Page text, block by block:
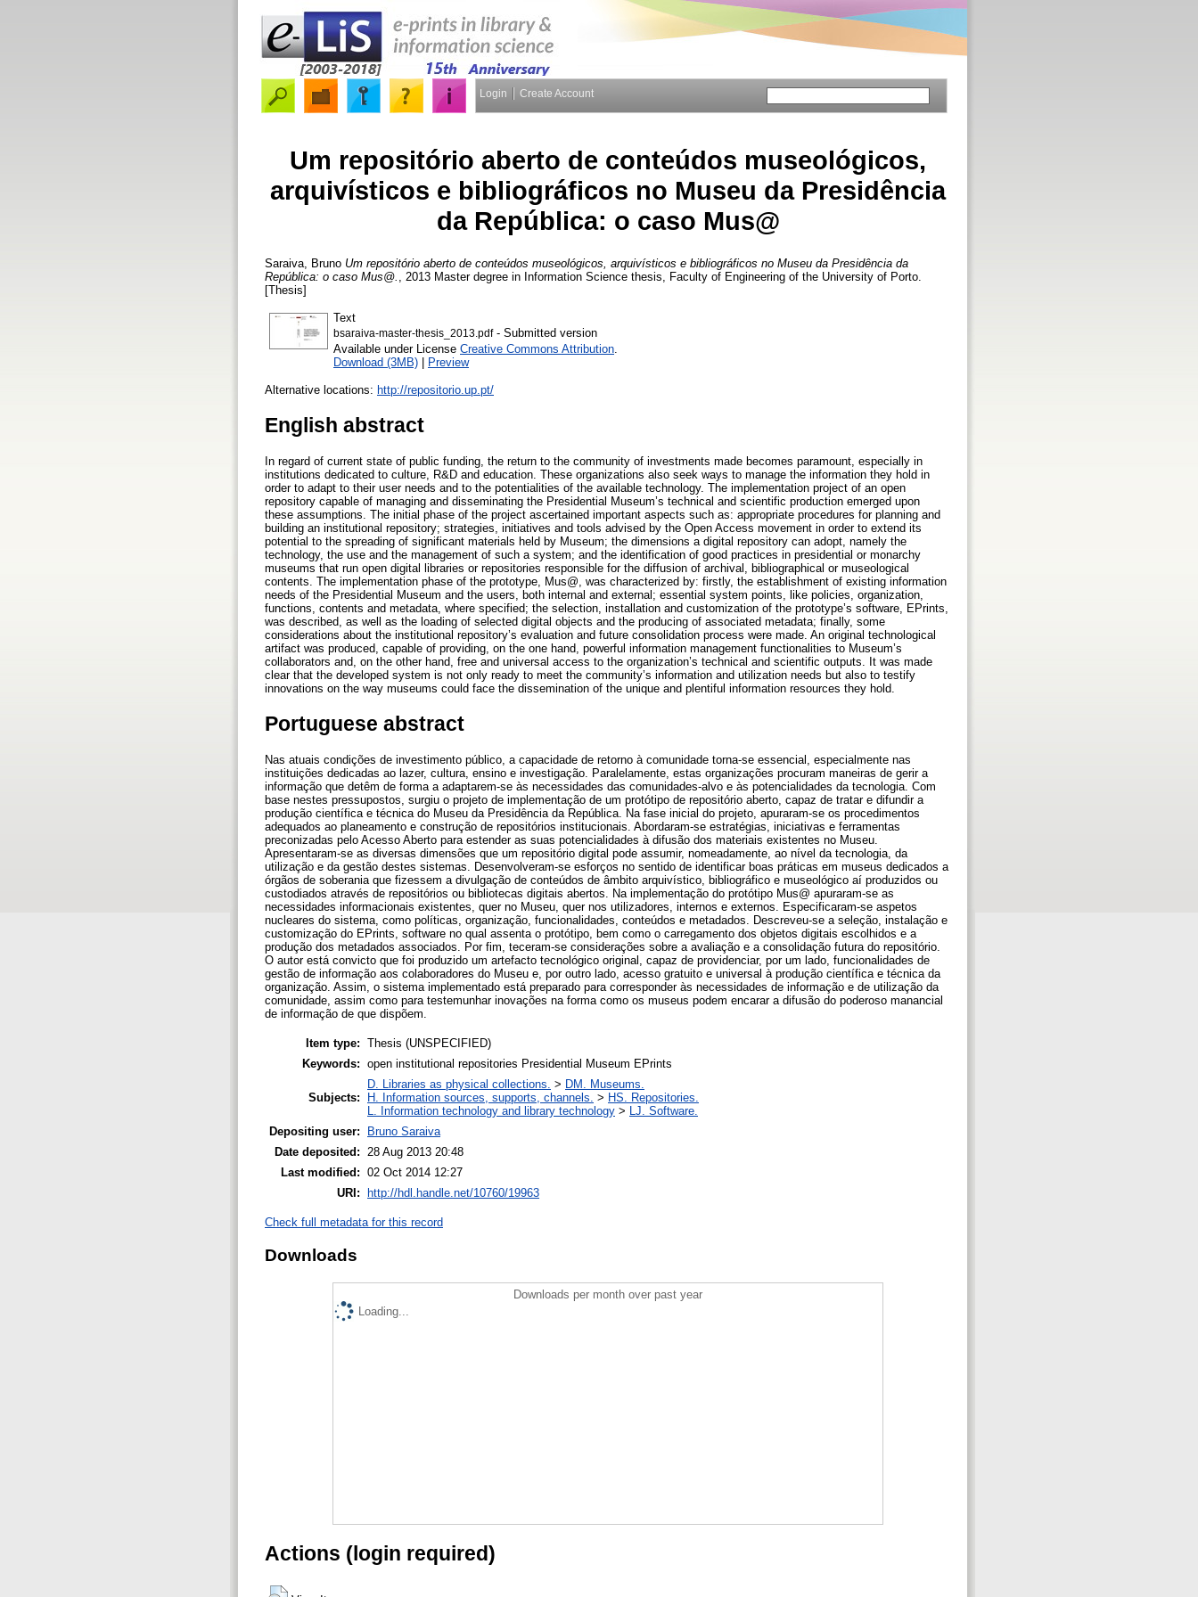
Login Create Account
Um repositório aberto de conteúdos museológicos,
arquivísticos e bibliográficos no Museu da Presidência
da República: o caso Mus@
Saraiva, Bruno Um repositório aberto de conteúdos museológicos, arquivísticos e bibliográficos no Museu da Presidência da
República: o caso Mus@.
, 2013 Master degree in Information Science thesis, Faculty of Engineering of the University of Porto.
[Thesis]
Text
bsaraiva-master-thesis_2013.pdf- Submitted version
Available under License Creative Commons Attribution
Download (3MB) | Preview
Alternative locations: http://repositorio.up.pt/
English abstract
In regard of current state of public funding, the return to the community of investments made becomes paramount, especially in
institutions dedicated to culture, R&D and education. These organizations also seek ways to manage the information they hold in
order to adapt to their user needs and to the potentialities of the available technology. The implementation project of an open
repository capable of managing and disseminating the Presidential Museum’s technical and scientific production emerged upon
these assumptions. The initial phase of the project ascertained important aspects such as: appropriate procedures for planning and
building an institutional repository; strategies, initiatives and tools advised by the Open Access movement in order to extend its
potential to the spreading of significant materials held by Museum; the dimensions a digital repository can adopt, namely the
technology, the use and the management of such a system; and the identification of good practices in presidential or monarchy
museums that run open digital libraries or repositories responsible for the diffusion of archival, bibliographical or museological
contents. The implementation phase of the prototype, Mus@, was characterized by: firstly, the establishment of existing information
needs of the Presidential Museum and the users, both internal and external; essential system points, like policies, organization,
functions, contents and metadata, where specified; the selection, installation and customization of the prototype’s software, EPrints,
was described, as well as the loading of selected digital objects and the producing of associated metadata; finally, some
considerations about the institutional repository’s evaluation and future consolidation process were made. An original technological
artifact was produced, capable of providing, on the one hand, powerful information management functionalities to Museum’s
collaborators and, on the other hand, free and universal access to the organization’s technical and scientific outputs. It was made
clear that the developed system is not only ready to meet the community’s information and utilization needs but also to testify
innovations on the way museums could face the dissemination of the unique and plentiful information resources they hold.
Portuguese abstract
Nas atuais condições de investimento público, a capacidade de retorno à comunidade torna-se essencial, especialmente nas
instituições dedicadas ao lazer, cultura, ensino e investigação. Paralelamente, estas organizações procuram maneiras de gerir a
informação que detêm de forma a adaptarem-se às necessidades das comunidades-alvo e às potencialidades da tecnologia. Com
base nestes pressupostos, surgiu o projeto de implementação de um protótipo de repositório aberto, capaz de tratar e difundir a
produção científica e técnica do Museu da Presidência da República. Na fase inicial do projeto, apuraram-se os procedimentos
adequados ao planeamento e construção de repositórios institucionais. Abordaram-se estratégias, iniciativas e ferramentas
preconizadas pelo Acesso Aberto para estender as suas potencialidades à difusão dos materiais existentes no Museu.
Apresentaram-se as diversas dimensões que um repositório digital pode assumir, nomeadamente, ao nível da tecnologia, da
utilização e da gestão destes sistemas. Desenvolveram-se esforços no sentido de identificar boas práticas em museus dedicados a
órgãos de soberania que fizessem a divulgação de conteúdos de âmbito arquivístico, bibliográfico e museológico aí produzidos ou
custodiados através de repositórios ou bibliotecas digitais abertos. Na implementação do protótipo Mus@ apuraram-se as
necessidades informacionais existentes, quer no Museu, quer nos utilizadores, internos e externos. Especificaram-se aspetos
nucleares do sistema, como políticas, organização, funcionalidades, conteúdos e metadados. Descreveu-se a seleção, instalação e
customização do EPrints, software no qual assenta o protótipo, bem como o carregamento dos objetos digitais escolhidos e a
produção dos metadados associados. Por fim, teceram-se considerações sobre a avaliação e a consolidação futura do repositório.
O autor está convicto que foi produzido um artefacto tecnológico original, capaz de providenciar, por um lado, funcionalidades de
gestão de informação aos colaboradores do Museu e, por outro lado, acesso gratuito e universal à produção científica e técnica da
organização. Assim, o sistema implementado está preparado para corresponder às necessidades de informação e de utilização da
comunidade, assim como para testemunhar inovações na forma como os museus podem encarar a difusão do poderoso manancial
de informação de que dispõem.
Item type: Thesis (UNSPECIFIED)
Keywords: open institutional repositories Presidential Museum EPrints
Subjects:
D. Libraries as physical collections. > DM. Museums.
H. Information sources, supports, channels. > HS. Repositories.
L. Information technology and library technology >
LJ. Software.
Depositing user:
Bruno Saraiva
Date deposited:
28 Aug 2013 20:48
Last modified: 02 Oct 2014 12:27
URI:
http://hdl.handle.net/10760/19963
Check full metadata for this record
Downloads
Downloads per month over past year
Loading...
Actions (login required)